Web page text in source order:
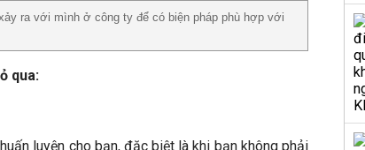
ra với mình ở công ty để có biện pháp phù hợp với
qua:
luyện cho bạn, đặc biệt là khi bạn không phải